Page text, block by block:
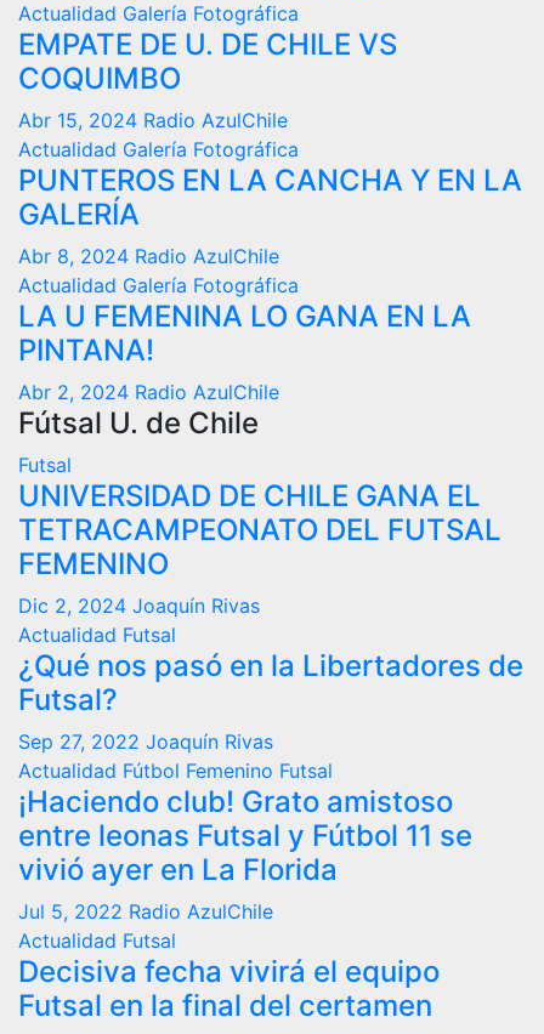
Actualidad Galería Fotográfica
EMPATE DE U. DE CHILE VS
COQUIMBO
Abr 15, 2024 Radio AzulChile
Actualidad Galería Fotográfica
PUNTEROS EN LA CANCHA Y EN LA
GALERÍA
Abr 8, 2024 Radio AzulChile
Actualidad Galería Fotográfica
LA U FEMENINA LO GANA EN LA
PINTANA!
Abr 2, 2024 Radio AzulChile
Fútsal U. de Chile
Futsal
UNIVERSIDAD DE CHILE GANA EL
TETRACAMPEONATO DEL FUTSAL
FEMENINO
Dic 2, 2024 Joaquín Rivas
Actualidad Futsal
¿Qué nos pasó en la Libertadores de
Futsal?
Sep 27, 2022 Joaquín Rivas
Actualidad Fútbol Femenino Futsal
¡Haciendo club! Grato amistoso
entre leonas Futsal y Fútbol 11 se
vivió ayer en La Florida
Jul 5, 2022 Radio AzulChile
Actualidad Futsal
Decisiva fecha vivirá el equipo
Futsal en la final del certamen